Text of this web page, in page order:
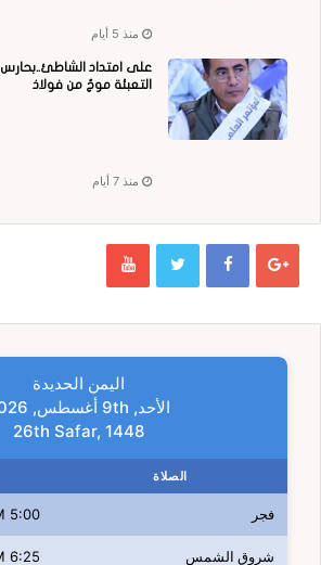
منذ 5 أيام
على امتداد الشاطئ..بحارس
التعبئة موجٌ من فولاذ
منذ 7 أيام
اليمن الحديدة
الأحد, 9th أغسطس, 2026
26th Safar, 1448
الصلاة
فجر 5:00 AM
شروق الشمس 6:25 AM